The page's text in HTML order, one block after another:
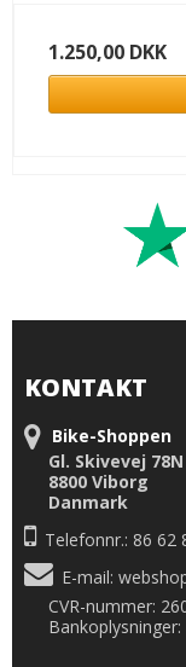
1.250,00 DKK
KONTAKT
Bike-Shoppen
Gl. Skivevej 78N
8800 Viborg
Danmark
Telefonnr.: 86 62
E-mail:
CVR-nummer: